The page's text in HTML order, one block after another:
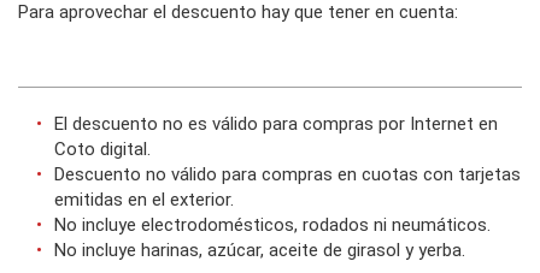
Para aprovechar el descuento hay que tener en cuenta:
El descuento no es válido para compras por Internet en
Coto digital.
Descuento no válido para compras en cuotas con tarjetas
emitidas en el exterior.
No incluye electrodomésticos, rodados ni neumáticos.
No incluye harinas, azúcar, aceite de girasol y yerba.